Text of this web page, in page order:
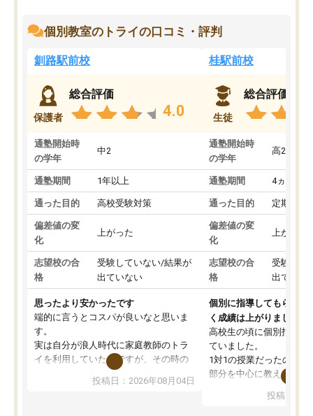
個別教室のトライの口コミ・評判
釧路駅前校
保護者
総合評価
4.0
通塾開始時
の学年
中2
通塾期間 1年以上
通った目的 高校受験対策
偏差値の変
化
上がった
志望校の合
格
受験していない/結果が
出ていない
思ったより安かったです
端的に言うとコスパが良いなと思いま
す。
実は自分が浪人時代に家庭教師のトラ
イを利用していたのですが、その時の
月謝がとても高くトライに良いイメー
ジがありませんでした。
投稿日：2026年08月04日
桂駅前校
生徒
総合評価
通塾開始時
の学年
高2
通塾期間 4ヵ月～1
通った目的 定期テス
偏差値の変
化
上がった
志望校の合
格
受験して
出ていな
個別に指導してもらえる
く成績は上がりました。
高校生の頃に個別指導の
ていました。
1対1の授業だったので、
部分を中心に教えてもら
わからないところもそ
投稿日：